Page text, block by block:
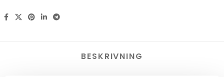
BESKRIVNING